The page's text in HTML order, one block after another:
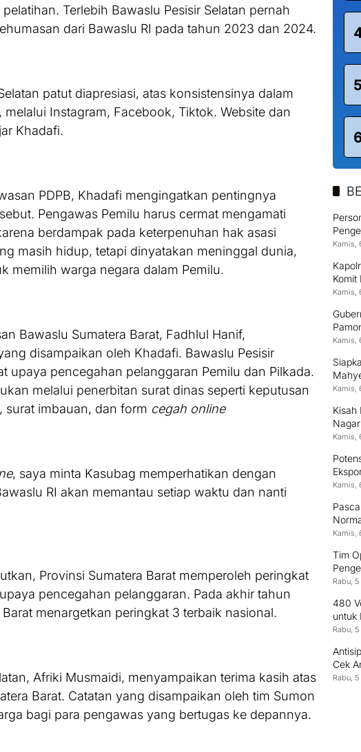
Terlebih Bawaslu Pesisir Selatan pernah
dari Bawaslu RI pada tahun 2023 dan 2024.
patut diapresiasi, atas konsistensinya dalam
Instagram, Facebook, Tiktok. Website dan
Khadafi.
PDPB, Khadafi mengingatkan pentingnya
Pengawas Pemilu harus cermat mengamati
berdampak pada keterpenuhan hak asasi
masih hidup, tetapi dinyatakan meninggal dunia,
memilih warga negara dalam Pemilu.
Bawaslu Sumatera Barat, Fadhlul Hanif,
disampaikan oleh Khadafi. Bawaslu Pesisir
upaya pencegahan pelanggaran Pemilu dan Pilkada.
melalui penerbitan surat dinas seperti keputusan
surat imbauan, dan form cegah online
, saya minta Kasubag memperhatikan dengan
RI akan memantau setiap waktu dan nanti
Provinsi Sumatera Barat memperoleh peringkat
pencegahan pelanggaran. Pada akhir tahun
menargetkan peringkat 3 terbaik nasional.
Afriki Musmaidi, menyampaikan terima kasih atas
Barat. Catatan yang disampaikan oleh tim Sumon
bagi para pengawas yang bertugas ke depannya.
5
Kamis,
Komit
Kamis,
Kamis,
Kamis,
Kisah
Kamis,
Kamis,
Kamis,
Tim
Rabu,
480
untuk
Rabu,
Cek
Rabu,